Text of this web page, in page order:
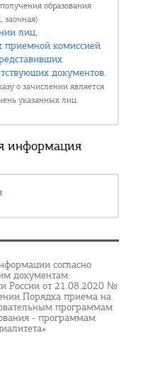
образования
заочная)
лиц,
приемной комиссией
документов.
о зачислении является
указанных лиц.
информация
согласно
документам:
России от 21.08.2020 №
Порядка приема на
программам
- программам